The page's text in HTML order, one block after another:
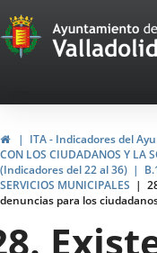
Menu
Transparencia
InicioITA - Indicadores del
CON LOS CIUDADANOS Y LA
(Indicadores del 22 al 36)
SERVICIOS MUNICIPALES
denuncias para los